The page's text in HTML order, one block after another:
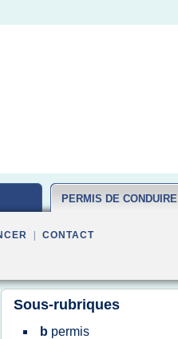
PERMIS DE CONDUIRE
CONTACT
Sous-rubriques
b permis